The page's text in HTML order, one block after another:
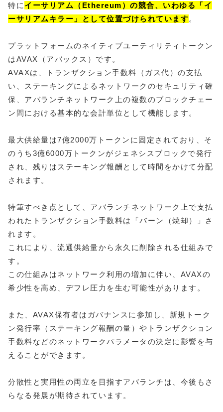
特に イーサリアム（Ethereum）の競合、いわゆる「イ
ーサリアムキラー」として位置づけられています。
プラットフォームのネイティブユーティリティトークン
はAVAX（アバックス）です。
AVAXは、トランザクション手数料（ガス代）の支払
い、ステーキングによるネットワークのセキュリティ確
保、アバランチネットワーク上の複数のブロックチェー
ン間における基本的な会計単位として機能します。
最大供給量は7億2000万トークンに固定されており、そ
のうち3億6000万トークンがジェネシスブロックで発行
され、残りはステーキング報酬として時間をかけて分配
されます。
特筆すべき点として、アバランチネットワーク上で支払
われたトランザクション手数料は「バーン（焼却）」さ
れます。
これにより、流通供給量から永久に削除される仕組みで
す。
この仕組みはネットワーク利用の増加に伴い、AVAXの
希少性を高め、デフレ圧力を生む可能性があります。
また、AVAX保有者はガバナンスに参加し、新規トーク
ン発行率（ステーキング報酬の量）やトランザクション
手数料などのネットワークパラメータの決定に影響を与
えることができます。
分散性と実用性の両立を目指すアバランチは、今後もさ
らなる発展が期待されています。